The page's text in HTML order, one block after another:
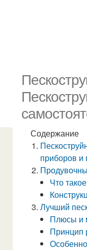
Содержание
приборов и
Что
Лучший
Плюсы и
Принцип